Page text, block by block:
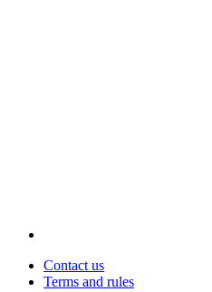
Contact us
Terms and rules